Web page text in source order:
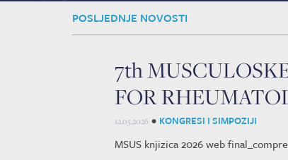
POSLJEDNJE NOVOSTI
7th
FOR
12.05.2026 • KONGRESI I SIMPOZIJI
MSUS knjizica 2026 web